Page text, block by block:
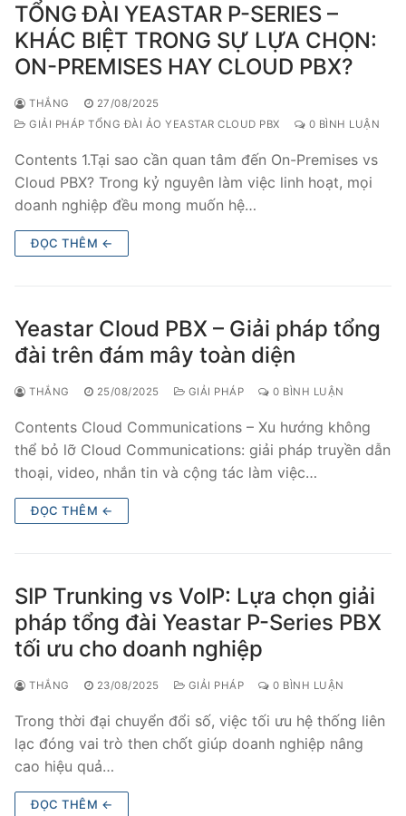
HƯỚNG DẪN
TỔNG ĐÀI YEASTAR P-SERIES –
KHÁC BIỆT TRONG SỰ LỰA CHỌN:
ON-PREMISES HAY CLOUD PBX?
THẮNG
27/08/2025
GIẢI PHÁP TỔNG ĐÀI ẢO YEASTAR CLOUD PBX
0 BÌNH LUẬN
Contents 1.Tại sao cần quan tâm đến On-Premises vs
Cloud PBX? Trong kỷ nguyên làm việc linh hoạt, mọi
doanh nghiệp đều mong muốn hệ…
ĐỌC THÊM ←
Yeastar Cloud PBX – Giải pháp tổng
đài trên đám mây toàn diện
THẮNG 25/08/2025 GIẢI PHÁP 0 BÌNH LUẬN
Contents Cloud Communications – Xu hướng không
thể bỏ lỡ Cloud Communications: giải pháp truyền dẫn
thoại, video, nhắn tin và cộng tác làm việc…
ĐỌC THÊM ←
SIP Trunking vs VoIP: Lựa chọn giải
pháp tổng đài Yeastar P-Series PBX
tối ưu cho doanh nghiệp
THẮNG 23/08/2025 GIẢI PHÁP 0 BÌNH LUẬN
Trong thời đại chuyển đổi số, việc tối ưu hệ thống liên
lạc đóng vai trò then chốt giúp doanh nghiệp nâng
cao hiệu quả…
ĐỌC THÊM ←